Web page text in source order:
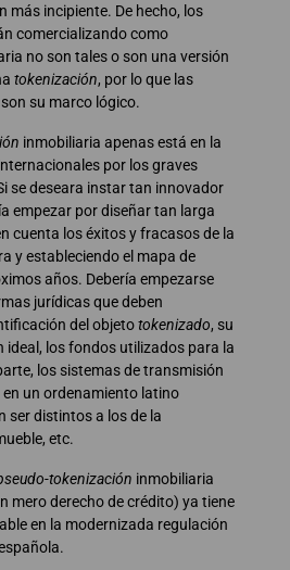
más incipiente. De hecho, los
comercializando como
no son tales o son una versión
tokenización, por lo que las
su marco lógico.
inmobiliaria apenas está en la
por los graves
se deseara instar tan innovador
empezar por diseñar tan larga
cuenta los éxitos y fracasos de la
y estableciendo el mapa de
años. Debería empezarse
jurídicas que deben
del objetotokenizado, su
ideal, los fondos utilizados para la
los sistemas de transmisión
un ordenamiento latino
ser distintos a los de la
etc.
tokenización inmobiliaria
mero derecho de crédito) ya tiene
en la modernizada regulación